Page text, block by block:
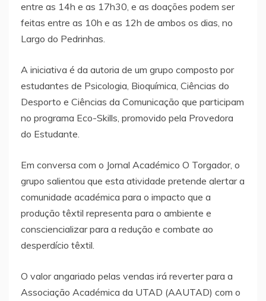
entre as 14h e as 17h30, e as doações podem ser
feitas entre as 10h e as 12h de ambos os dias, no
Largo do Pedrinhas.
A iniciativa é da autoria de um grupo composto por
estudantes de Psicologia, Bioquímica, Ciências do
Desporto e Ciências da Comunicação que participam
no programa Eco-Skills, promovido pela Provedora
do Estudante.
Em conversa com o Jornal Académico O Torgador, o
grupo salientou que esta atividade pretende alertar a
comunidade académica para o impacto que a
produção têxtil representa para o ambiente e
consciencializar para a redução e combate ao
desperdício têxtil.
O valor angariado pelas vendas irá reverter para a
Associação Académica da UTAD (AAUTAD) com o